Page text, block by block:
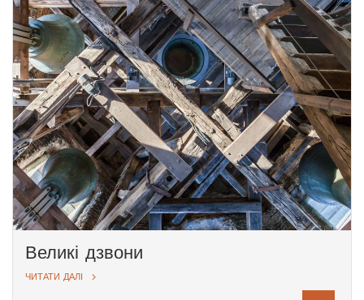
За радянських часів було прийнято
рішення встановити на дзвіниці собору
карильйон. Дзвони різних розмірів були
привезені сюди із закритих костелів
Литви. Але, незважаючи на свердління,
фрезерування та шліфування,
налаштувати дзвони не вдалося. У
2009 році їх відреставрували в
майстерні Кельнської архиєпархії.
Частину дзвонів повернули костелам, з
яких вони були вивезені, інші
виставлені на огляд у Дзвіниці.
Великі дзвони
ЧИТАТИ ДАЛІ